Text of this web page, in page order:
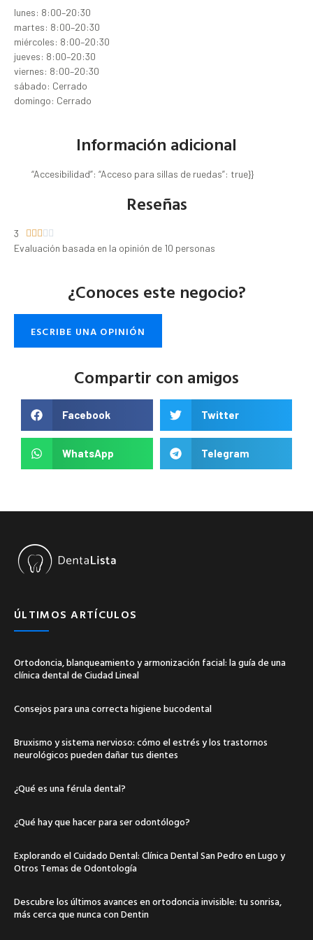
lunes: 8:00–20:30
martes: 8:00–20:30
miércoles: 8:00–20:30
jueves: 8:00–20:30
viernes: 8:00–20:30
sábado: Cerrado
domingo: Cerrado
Información adicional
“Accesibilidad”: “Acceso para sillas de ruedas”: true}}
Reseñas
3     
Evaluación basada en la opinión de 10 personas
¿Conoces este negocio?
ESCRIBE UNA OPINIÓN
Compartir con amigos
Facebook Twitter
WhatsApp Telegram
ÚLTIMOS ARTÍCULOS
Ortodoncia, blanqueamiento y armonización facial: la guía de una
clínica dental de Ciudad Lineal
Consejos para una correcta higiene bucodental
Bruxismo y sistema nervioso: cómo el estrés y los trastornos
neurológicos pueden dañar tus dientes
¿Qué es una férula dental?
¿Qué hay que hacer para ser odontólogo?
Explorando el Cuidado Dental: Clínica Dental San Pedro en Lugo y
Otros Temas de Odontología
Descubre los últimos avances en ortodoncia invisible: tu sonrisa,
más cerca que nunca con Dentin